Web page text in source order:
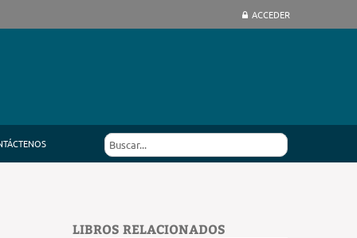
ACCEDER
LIBROS RELACIONADOS